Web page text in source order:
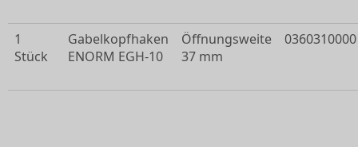
1
Stück
Gabelkopfhaken
ENORM EGH-10
Öffnungsweite
37 mm
0360310000